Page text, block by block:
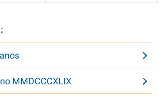
MMDCCCXLIX